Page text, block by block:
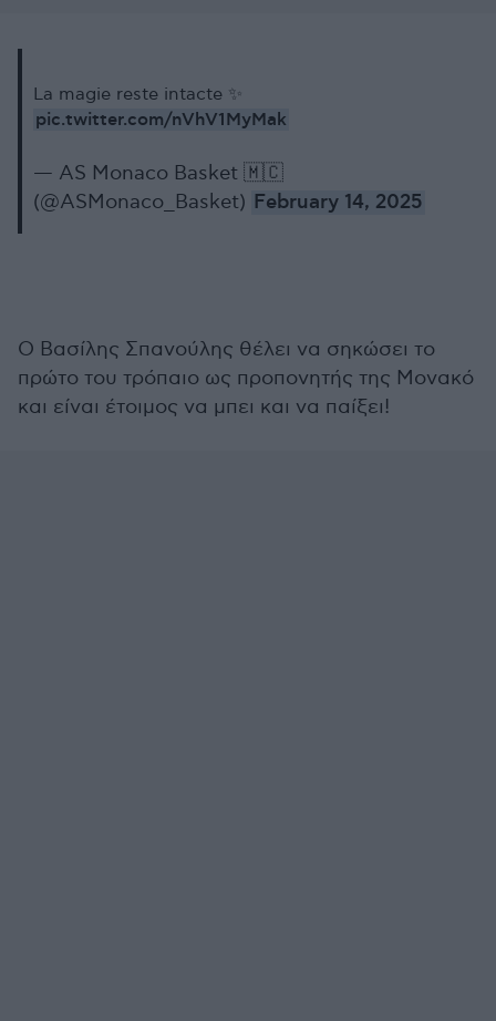
La magie reste intacte ✨
pic.twitter.com/nVhV1MyMak
— AS Monaco Basket 🇲🇨
(@ASMonaco_Basket) February 14, 2025
Ο Βασίλης Σπανούλης θέλει να σηκώσει το
πρώτο του τρόπαιο ως προπονητής της Μονακό
και είναι έτοιμος να μπει και να παίξει!